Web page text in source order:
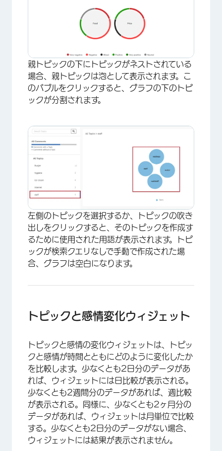
×
×
親トピックの下にトピックがネストされている
場合、親トピックは泡として表示されます。こ
のバブルをクリックすると、グラフの下のトピ
ックが分割されます。
×
左側のトピックを選択するか、トピックの吹き
出しをクリックすると、そのトピックを作成す
るために使用された用語が表示されます。トピ
ックが検索クエリなしで手動で作成された場
合、グラフは空白になります。
トピックと感情変化ウィジェット
トピックと感情の変化ウィジェットは、トピッ
クと感情が時間とともにどのように変化したか
を比較します。少なくとも2日分のデータがあ
れば、ウィジェットには日比較が表示される。
少なくとも2週間分のデータがあれば、週比較
が表示される。同様に、少なくとも2ヶ月分の
データがあれば、ウィジェットは月単位で比較
する。少なくとも2日分のデータがない場合、
ウィジェットには結果が表示されません。